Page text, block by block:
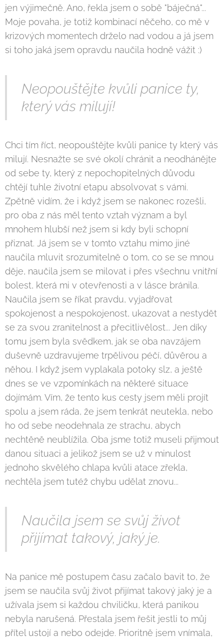
jen výjimečně. Ano, řekla jsem o sobě "báječná"...
Moje povaha, je totiž kombinací něčeho, co mě v
krizových momentech drželo nad vodou a já jsem
si toho jaká jsem opravdu naučila hodně vážit :)
Neopouštějte kvůli panice ty,
který vás milují!
Chci tím říct, neopouštějte kvůli panice ty který vás
milují. Nesnažte se své okolí chránit a neodhánějte
od sebe ty, který z nepochopitelných důvodu
chtějí tuhle životní etapu absolvovat s vámi.
Zpětně vidím, že i když jsem se nakonec rozešli,
pro oba z nás měl tento vztah význam a byl
mnohem hlubší než jsem si kdy byli schopní
přiznat. Já jsem se v tomto vztahu mimo jiné
naučila mluvit srozumitelně o tom, co se se mnou
děje, naučila jsem se milovat i přes všechnu vnitřní
bolest, která mi v otevřenosti a v lásce bránila.
Naučila jsem se říkat pravdu, vyjadřovat
spokojenost a nespokojenost, ukazovat a nestydět
se za svou zranitelnost a přecitlivělost... Jen díky
tomu jsem byla svědkem, jak se oba navzájem
duševně uzdravujeme trpělivou péčí, důvěrou a
něhou. I když jsem vyplakala potoky slz, a ještě
dnes se ve vzpomínkách na některé situace
dojímám. Vím, že tento kus cesty jsem měli projít
spolu a jsem ráda, že jsem tenkrát neutekla, nebo
ho od sebe neodehnala ze strachu, abych
nechtěně neublížila. Oba jsme totiž museli přijmout
danou situaci a jelikož jsem se už v minulost
jednoho skvělého chlapa kvůli atace zřekla,
nechtěla jsem tutéž chybu udělat znovu...
Naučila jsem se svůj život
přijímat takový, jaký je.
Na panice mě postupem času začalo bavit to, že
jsem se naučila svůj život přijímat takový jaký je a
užívala jsem si každou chviličku, která panikou
nebyla narušená. Přestala jsem řešit jestli to můj
přítel ustojí a nebo odejde. Prioritně jsem vnímala,